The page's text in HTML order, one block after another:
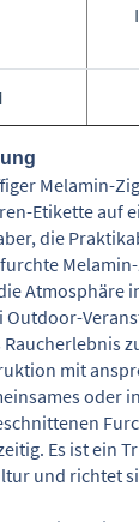
Melamin-
Etikette auf
die
Atmosphäre
Outdoor-
mit
oder
Es ist ein
und richtet